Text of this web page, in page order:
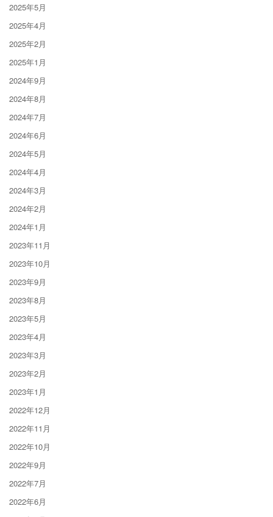
2025年5月
2025年4月
2025年2月
2025年1月
2024年9月
2024年8月
2024年7月
2024年6月
2024年5月
2024年4月
2024年3月
2024年2月
2024年1月
2023年11月
2023年10月
2023年9月
2023年8月
2023年5月
2023年4月
2023年3月
2023年2月
2023年1月
2022年12月
2022年11月
2022年10月
2022年9月
2022年7月
2022年6月